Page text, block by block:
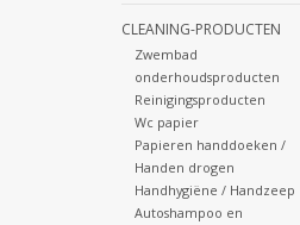
CLEANING-PRODUCTEN
Zwembad
onderhoudsproducten
Reinigingsproducten
Wc papier
Papieren handdoeken /
Handen drogen
Handhygiëne / Handzeep
Autoshampoo en